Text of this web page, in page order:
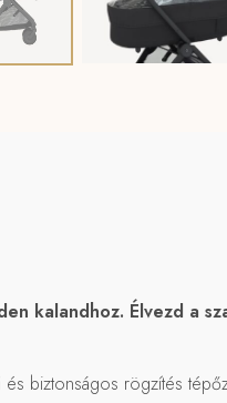
kalandhoz. Élvezd a
és biztonságos rögzítés